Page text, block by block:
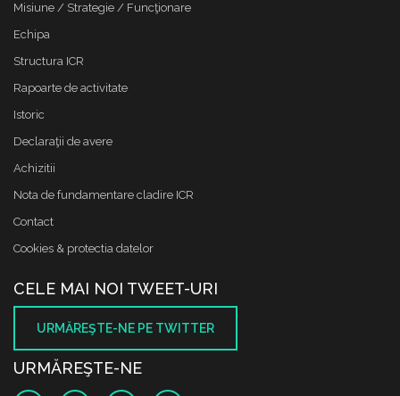
Misiune / Strategie / Funcţionare
Echipa
Structura ICR
Rapoarte de activitate
Istoric
Declaraţii de avere
Achizitii
Nota de fundamentare cladire ICR
Contact
Cookies & protectia datelor
CELE MAI NOI TWEET-URI
URMĂREŞTE-NE PE TWITTER
URMĂREŞTE-NE